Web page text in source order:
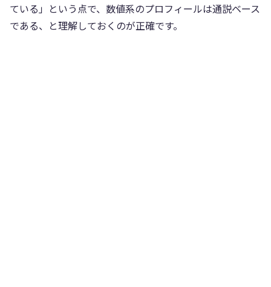
ている」という点で、数値系のプロフィールは通説ベース
である、と理解しておくのが正確です。